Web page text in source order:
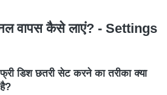
वापस कैसे लाएं? - Settings
फ्री डिश छतरी सेट करने का तरीका क्या
है?